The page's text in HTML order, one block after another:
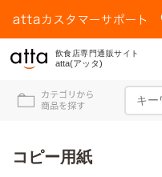
飲食店専門通販サイト
atta(アッタ)
コピー用紙